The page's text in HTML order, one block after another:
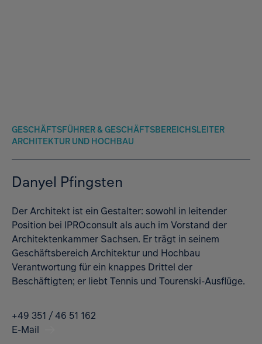
GESCHÄFTSFÜHRER & GESCHÄFTSBEREICHSLEITER
ARCHITEKTUR UND HOCHBAU
Danyel Pfingsten
Der Architekt ist ein Gestalter: sowohl in leitender
Position bei IPROconsult als auch im Vorstand der
Architektenkammer Sachsen. Er trägt in seinem
Geschäftsbereich Architektur und Hochbau
Verantwortung für ein knappes Drittel der
Beschäftigten; er liebt Tennis und Tourenski-Ausflüge.
+49 351 / 46 51 162
E-Mail